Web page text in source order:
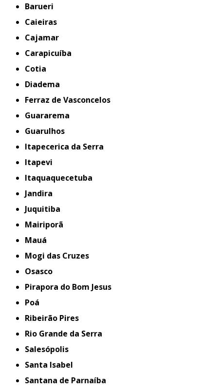
Barueri
Caieiras
Cajamar
Carapicuíba
Cotia
Diadema
Ferraz de Vasconcelos
Guararema
Guarulhos
Itapecerica da Serra
Itapevi
Itaquaquecetuba
Jandira
Juquitiba
Mairiporã
Mauá
Mogi das Cruzes
Osasco
Pirapora do Bom Jesus
Poá
Ribeirão Pires
Rio Grande da Serra
Salesópolis
Santa Isabel
Santana de Parnaíba